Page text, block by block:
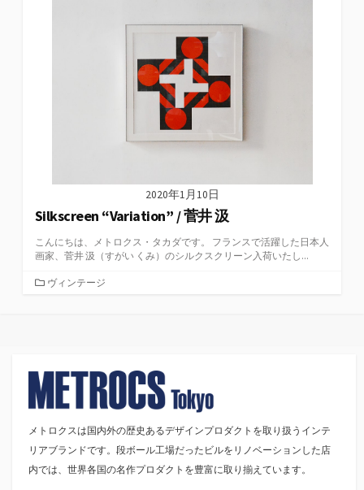
2020年1月10日
Silkscreen “Variation” / 菅井 汲
こんにちは、メトロクス・タカダです。 フランスで活躍した日本人
画家、菅井 汲（すがい くみ）のシルクスクリーン入荷いたし...
カヴィンテージ
メトロクスは国内外の歴史あるデザインプロダクトを取り扱うインテ
リアブランドです。段ボール工場だったビルをリノベーションした店
内では、世界各国の名作プロダクトを豊富に取り揃えています。